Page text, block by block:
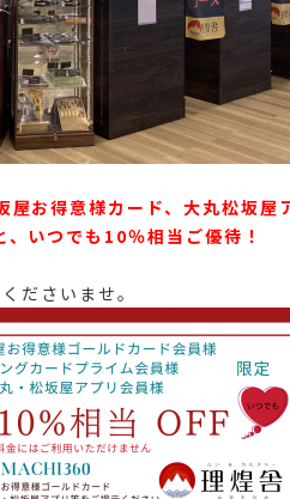
屋お得意様カード、大丸松坂屋
いつでも10％相当ご優待！
ださいませ。